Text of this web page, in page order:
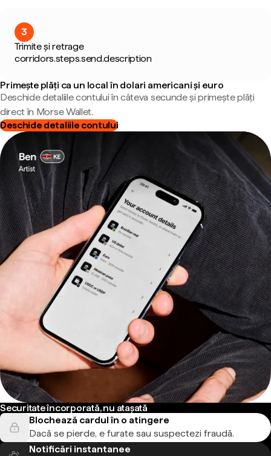
3
Trimite și retrage
corridors.steps.send.description
Primește plăți ca un local în dolari americani și euro
Deschide detaliile contului în câteva secunde și primește plăți
direct în Morse Wallet.
Deschide detaliile contului
Securitate încorporată, nu atașată
Blochează cardul în o atingere
Dacă se pierde, e furate sau suspectezi fraudă.
Notificări instantanee